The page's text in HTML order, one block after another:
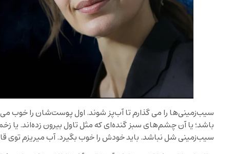
سیب‌زمینی‌ها را می گذارم تا آب‌پز شوند. اول پوست‌شان را خوب
باشد؛ یا آن چشم‌های سبز گنده‌ای که مثل تاول بیرون زده‌اند. یا
سیب‌زمینی شل نباشد. باید خودش را خوب بگیرد. آب میریزم توی